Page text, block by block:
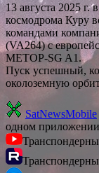
13 августа 2025
космодрома Куру
командами
(VA264) с
METOP-SG A1.
Пуск успешный,
околоземную
SatNewsMobile
одном